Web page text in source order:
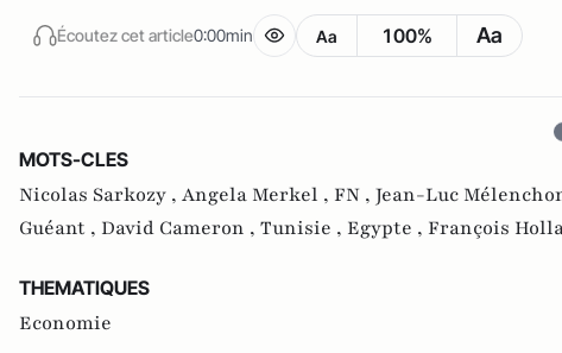
Écoutez cet article0:00min Aa 100% Aa
MOTS-CLES
Nicolas Sarkozy , Angela Merkel , FN , Jean-Luc
Guéant , David Cameron , Tunisie , Egypte , François
THEMATIQUES
Economie